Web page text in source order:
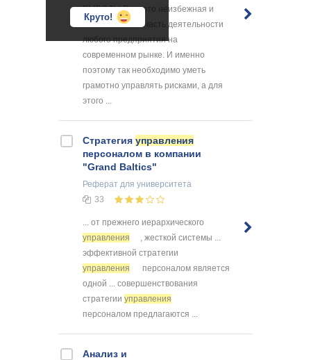
Круто!
ВЫВОДЫ Риск это неизбежная и
неотъемлемая часть деятельности
любого предприятия на
современном рынке. И именно
поэтому так необходимо уметь
грамотно управлять рисками, а для
этого ...
Стратегия управления
персоналом в компании
"Grand Baltics"
Реферат для университета
33
... от прежнего иерархического
управления
, жесткой системы ...
эффективной стратегии
управления
персоналом является
одной ... совершенствования
стратегии управления
персоналом предлагаются ...
Анализ и